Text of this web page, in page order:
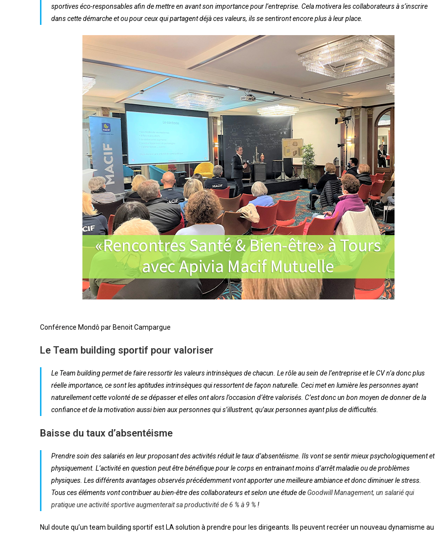
sportives éco-responsables afin de mettre en avant son importance pour l’entreprise. Cela motivera les collaborateurs à s’inscrire
dans cette démarche et ou pour ceux qui partagent déjà ces valeurs, ils se sentiront encore plus à leur place.
Conférence Mondô par Benoit Campargue
Le Team building sportif pour valoriser
Le Team building permet de faire ressortir les valeurs intrinsèques de chacun. Le rôle au sein de l’entreprise et le CV n’a donc plus
réelle importance, ce sont les aptitudes intrinsèques qui ressortent de façon naturelle. Ceci met en lumière les personnes ayant
naturellement cette volonté de se dépasser et elles ont alors l’occasion d’être valorisés. C’est donc un bon moyen de donner de la
confiance et de la motivation aussi bien aux personnes qui s’illustrent, qu’aux personnes ayant plus de difficultés.
Baisse du taux d’absentéisme
Prendre soin des salariés en leur proposant des activités réduit le taux d’absentéisme. Ils vont se sentir mieux psychologiquement et
physiquement. L’activité en question peut être bénéfique pour le corps en entrainant moins d’arrêt maladie ou de problèmes
physiques. Les différents avantages observés précédemment vont apporter une meilleure ambiance et donc diminuer le stress.
Tous ces éléments vont contribuer au bien-être des collaborateurs et selon une étude de Goodwill Management, un salarié qui
pratique une activité sportive augmenterait sa productivité de 6 % à 9 % !
Nul doute qu’un team building sportif est LA solution à prendre pour les dirigeants. Ils peuvent recréer un nouveau dynamisme au